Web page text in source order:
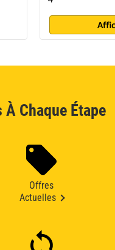
Chaque Étape
Offres
Actuelles